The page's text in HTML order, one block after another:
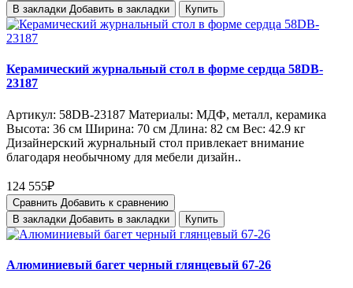
В закладки Добавить в закладки Купить
Керамический журнальный стол в форме сердца 58DB-
23187
Артикул: 58DB-23187 Материалы: МДФ, металл, керамика
Высота: 36 см Ширина: 70 см Длина: 82 см Вес: 42.9 кг
Дизайнерский журнальный стол привлекает внимание
благодаря необычному для мебели дизайн..
124 555₽
Сравнить Добавить к сравнению
В закладки Добавить в закладки Купить
Алюминиевый багет черный глянцевый 67-26